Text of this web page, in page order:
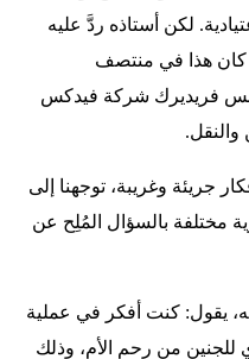
لكن أستاذه ردَّ عليه
كان هذا في منتصف
لكن في عام 1971م أسس فريديرك شركة فيدكس
جريئة وغريبة، توجهنا إلى
بالسؤال المُلِح عن
يقول: كنت أفكر في عملية
للجنين من رحم الأم، وذلك